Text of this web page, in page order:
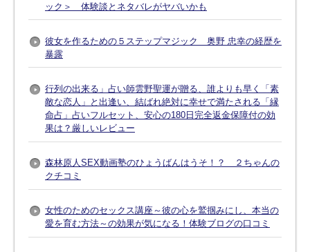
ック＞ 体験談とネタバレがヤバいかも
彼女を作るための５ステップマジック 奥野 忠幸の経歴を
暴露
行列の出来る」占い師雲野聖運が贈る、誰よりも早く「素
敵な恋人」と出逢い、結ばれ絶対に幸せで満たされる「縁
命占」占いフルセット、安心の180日完全返金保障付の効
果は？厳しいレビュー
森林原人SEX動画塾のひょうばんはうそ！？ ２ちゃんの
クチコミ
女性のためのセックス講座～彼の心を鷲掴みにし、本当の
愛を育む方法～の効果が気になる！体験ブログの口コミ